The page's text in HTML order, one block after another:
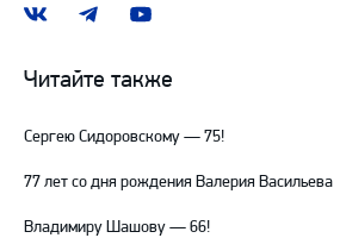
Наша
ВКонтакте
Наш
в
Telegram
Наш
YouTube
Читайте также
Сергею Сидоровскому — 75!
77 лет со дня рождения Валерия Васильева
Владимиру Шашову — 66!